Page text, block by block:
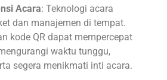
Acara: Teknologi acara
dan manajemen di tempat.
kode QR dapat mempercepat
waktu tunggu,
segera menikmati inti acara.